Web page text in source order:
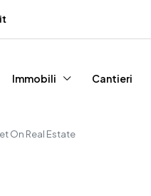
Immobili Cantieri
On Real Estate